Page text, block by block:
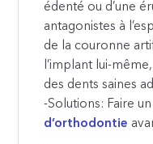
édenté ou d’une
antagonistes à
de la couronne
l’implant lui-
des dents saines
-Solutions: Faire un
d’orthodontie